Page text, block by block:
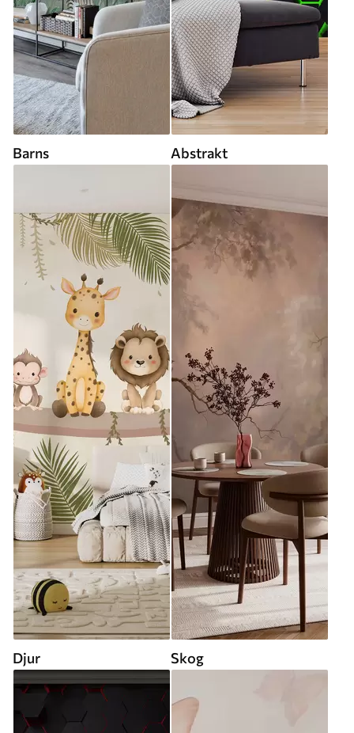
Barns Abstrakt
Djur Skog